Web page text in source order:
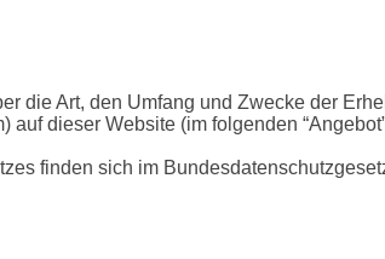
die Art, den Umfang und Zwecke der
dieser Website (im folgenden
finden sich im